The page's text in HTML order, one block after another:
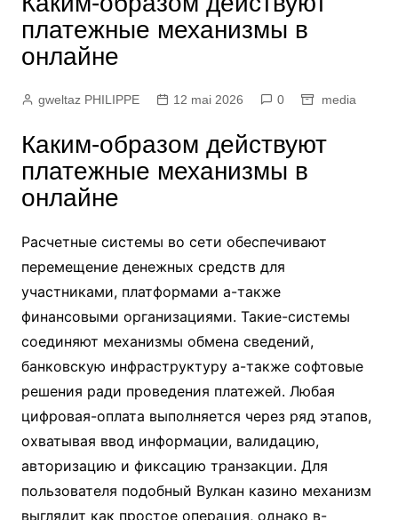
платежные механизмы в
онлайне
gweltaz PHILIPPE 12 mai 2026 0 media
Каким-образом действуют
платежные механизмы в
онлайне
Расчетные системы во сети обеспечивают
перемещение денежных средств для
участниками, платформами а-также
финансовыми организациями. Такие-системы
соединяют механизмы обмена сведений,
банковскую инфраструктуру а-также софтовые
решения ради проведения платежей. Любая
цифровая-оплата выполняется через ряд этапов,
охватывая ввод информации, валидацию,
авторизацию и фиксацию транзакции. Для
пользователя подобный Вулкан казино механизм
выглядит как простое операция, однако в-